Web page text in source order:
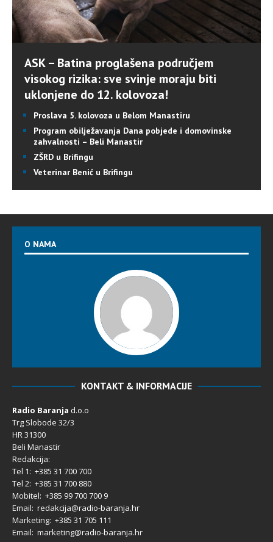
ASK – Batina proglašena područjem
visokog rizika: sve svinje moraju biti
uklonjene do 12. kolovoza!
Proslava 5. kolovoza u Belom Manastiru
Program obilježavanja Dana pobjede i domovinske
zahvalnosti – Beli Manastir
ZŠRD u Brifingu
Veterinar Benić u Brifingu
O NAMA
KONTAKT & INFORMACIJE
Radio Baranja d.o.o
Trg Slobode 32/3
HR 31300
Beli Manastir
Redakcija:
Tel 1: +385 31 700 700
Tel 2: +385 31 700 880
Mobitel: +385 99 700 700 9
Email: redakcija@radio-baranja.hr
Marketing: +385 31 705 111
Email: marketing@radio-baranja.hr